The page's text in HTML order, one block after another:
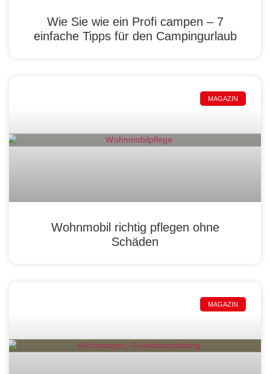
Wie Sie wie ein Profi campen – 7
einfache Tipps für den Campingurlaub
MAGAZIN
Wohnmobil richtig pflegen ohne
Schäden
MAGAZIN